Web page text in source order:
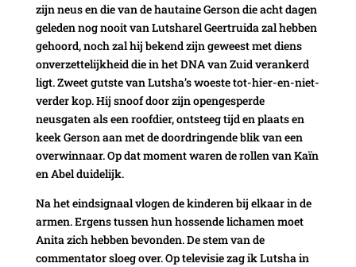
zijn neus en die van de hautaine Gerson die acht dagen
geleden nog nooit van Lutsharel Geertruida zal hebben
gehoord, noch zal hij bekend zijn geweest met diens
onverzettelijkheid die in het DNA van Zuid verankerd
ligt. Zweet gutste van Lutsha’s woeste tot-hier-en-niet-
verder kop. Hij snoof door zijn opengesperde
neusgaten als een roofdier, ontsteeg tijd en plaats en
keek Gerson aan met de doordringende blik van een
overwinnaar. Op dat moment waren de rollen van Kaïn
en Abel duidelijk.
Na het eindsignaal vlogen de kinderen bij elkaar in de
armen. Ergens tussen hun hossende lichamen moet
Anita zich hebben bevonden. De stem van de
commentator sloeg over. Op televisie zag ik Lutsha in